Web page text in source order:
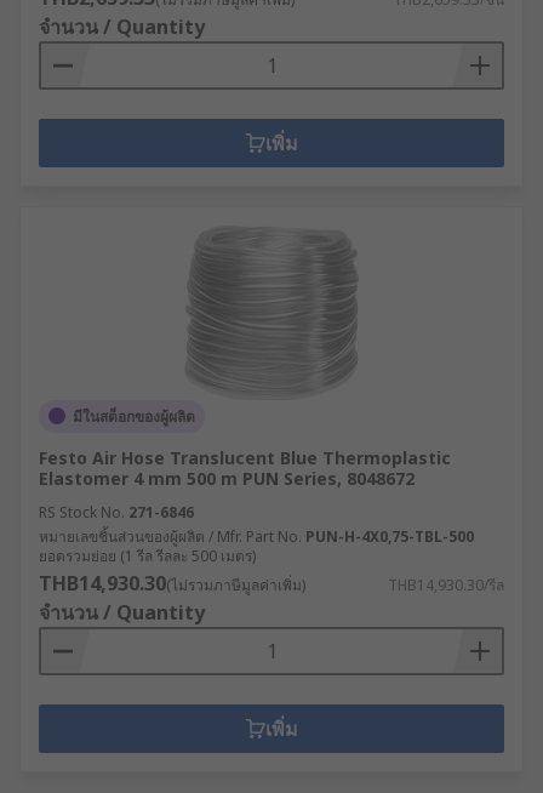
จำนวน / Quantity
เพิ่ม
มีในสต็อกของผู้ผลิต
Festo Air Hose Translucent Blue Thermoplastic
Elastomer 4 mm 500 m PUN Series, 8048672
RS Stock No. 271-6846
หมายเลขชิ้นส่วนของผู้ผลิต / Mfr. Part No. PUN-H-4X0,75-TBL-500
ยอดรวมย่อย (1 รีล รีลละ 500 เมตร)
THB14,930.30(ไม่รวมภาษีมูลค่าเพิ่ม) THB14,930.30/รีล
จำนวน / Quantity
เพิ่ม